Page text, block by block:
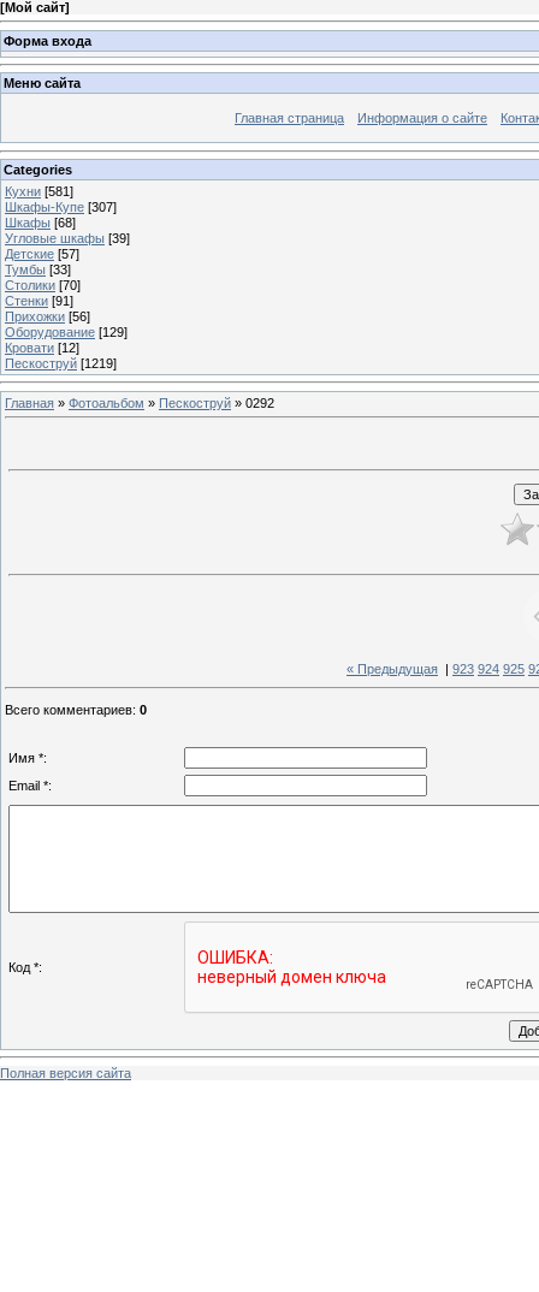
[Мой сайт]
Форма входа
Меню сайта
Главная страница Информация о сайте
Categories
Кухни [581]
Шкафы-Купе [307]
Шкафы [68]
Угловые шкафы [39]
Детские [57]
Тумбы [33]
Столики [70]
Стенки [91]
Прихожки [56]
Оборудование [129]
Кровати [12]
Пескоструй [1219]
Главная » Фотоальбом » Пескоструй » 0292
« Предыдущая 923 924 925
Всего комментариев: 0
Имя *:
Email *:
Код *:
Полная версия сайта